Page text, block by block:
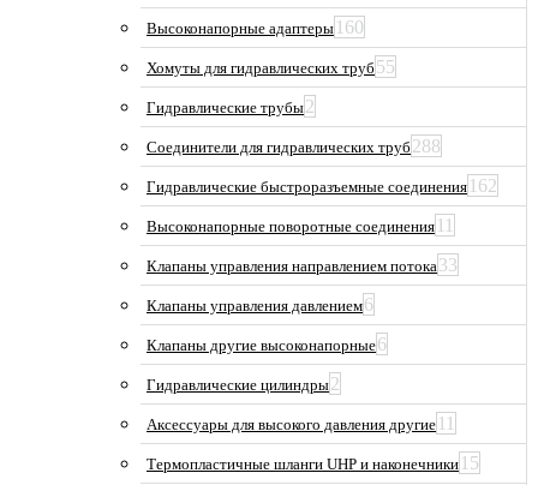
Высоконапорные адаптеры 160
Хомуты для гидравлических труб 55
Гидравлические трубы2
Соединители для гидравлических труб 288
Гидравлические быстроразъемные соединения 162
Высоконапорные поворотные соединения 11
Клапаны управления направлением потока33
Клапаны управления давлением6
Клапаны другие высоконапорные6
Гидравлические цилиндры2
Аксессуары для высокого давления другие 11
Термопластичные шланги UHP и наконечники 15